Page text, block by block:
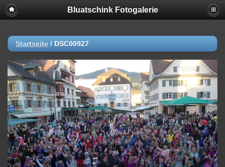
Bluatschink Fotogalerie
Startseite / DSC00927